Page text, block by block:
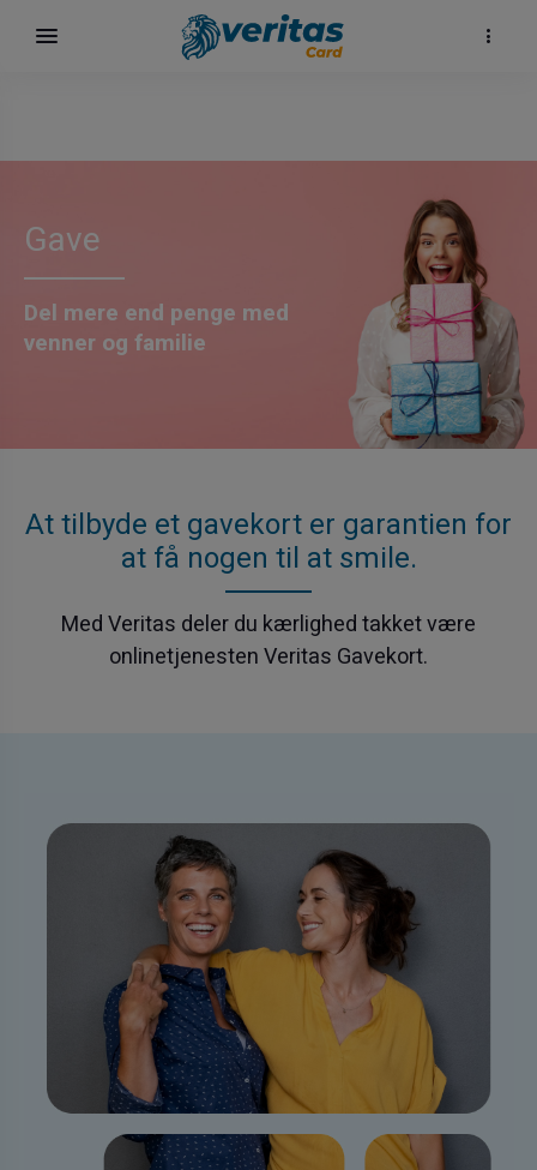
Gave
Del mere end penge med
venner og familie
At tilbyde et gavekort er garantien for
at få nogen til at smile.
Med Veritas deler du kærlighed takket være
onlinetjenesten Veritas Gavekort.